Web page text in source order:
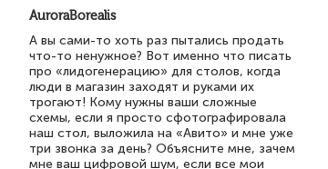
AuroraBorealis
А вы сами-то хоть раз пытались продать
что-то ненужное? Вот именно что писать
про «лидогенерацию» для столов, когда
люди в магазин заходят и руками их
трогают! Кому нужны ваши сложные
схемы, если я просто сфотографировала
наш стол, выложила на «Авито» и мне уже
три звонка за день? Объясните мне, зачем
мне ваш цифровой шум, если все мои